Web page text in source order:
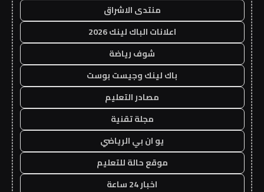
منتدى الاشراق
اعلانات الباك لينك 2026
شوف رياضة
باك لينك وجيست بوست
مصادر التعليم
مجلة تقنية
يو ان بي الرياضي
موقع حالة للتعليم
اخبار 24 ساعة